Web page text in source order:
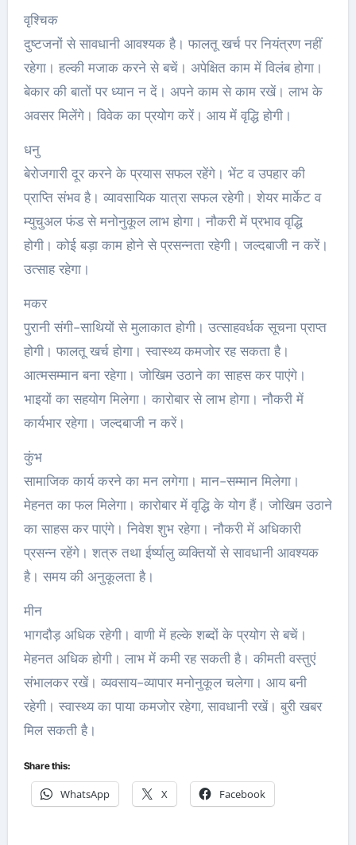
वृश्चिक
दुष्टजनों से सावधानी आवश्यक है। फालतू खर्च पर नियंत्रण नहीं
रहेगा। हल्की मजाक करने से बचें। अपेक्षित काम में विलंब होगा।
बेकार की बातों पर ध्यान न दें। अपने काम से काम रखें। लाभ के
अवसर मिलेंगे। विवेक का प्रयोग करें। आय में वृद्धि होगी।
धनु
बेरोजगारी दूर करने के प्रयास सफल रहेंगे। भेंट व उपहार की
प्राप्ति संभव है। व्यावसायिक यात्रा सफल रहेगी। शेयर मार्केट व
म्युचुअल फंड से मनोनुकूल लाभ होगा। नौकरी में प्रभाव वृद्धि
होगी। कोई बड़ा काम होने से प्रसन्नता रहेगी। जल्दबाजी न करें।
उत्साह रहेगा।
मकर
पुरानी संगी-साथियों से मुलाकात होगी। उत्साहवर्धक सूचना प्राप्त
होगी। फालतू खर्च होगा। स्वास्थ्य कमजोर रह सकता है।
आत्मसम्मान बना रहेगा। जोखिम उठाने का साहस कर पाएंगे।
भाइयों का सहयोग मिलेगा। कारोबार से लाभ होगा। नौकरी में
कार्यभार रहेगा। जल्दबाजी न करें।
कुंभ
सामाजिक कार्य करने का मन लगेगा। मान-सम्मान मिलेगा।
मेहनत का फल मिलेगा। कारोबार में वृद्धि के योग हैं। जोखिम उठाने
का साहस कर पाएंगे। निवेश शुभ रहेगा। नौकरी में अधिकारी
प्रसन्न रहेंगे। शत्रु तथा ईर्ष्यालु व्यक्तियों से सावधानी आवश्यक
है। समय की अनुकूलता है।
मीन
भागदौड़ अधिक रहेगी। वाणी में हल्के शब्दों के प्रयोग से बचें।
मेहनत अधिक होगी। लाभ में कमी रह सकती है। कीमती वस्तुएं
संभालकर रखें। व्यवसाय-व्यापार मनोनुकूल चलेगा। आय बनी
रहेगी। स्वास्थ्य का पाया कमजोर रहेगा, सावधानी रखें। बुरी खबर
मिल सकती है।
Share this:
WhatsApp X Facebook